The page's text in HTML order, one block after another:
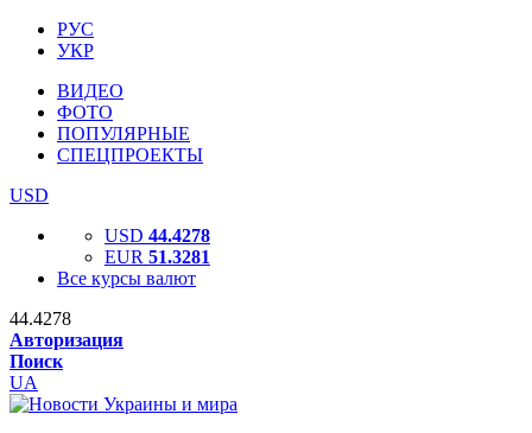
РУС
УКР
ВИДЕО
ФОТО
ПОПУЛЯРНЫЕ
СПЕЦПРОЕКТЫ
USD
USD 44.4278
EUR 51.3281
Все курсы валют
44.4278
Авторизация
Поиск
UA